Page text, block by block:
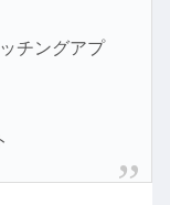
チングアプ